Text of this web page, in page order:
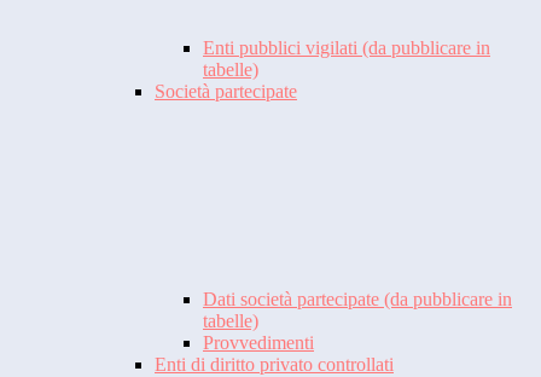
Enti pubblici vigilati (da pubblicare in
tabelle)
Società partecipate
Dati società partecipate (da pubblicare in
tabelle)
Provvedimenti
Enti di diritto privato controllati